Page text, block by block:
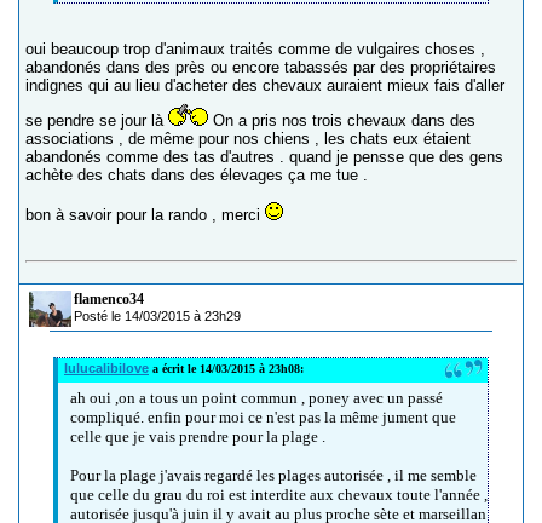
oui beaucoup trop d'animaux traités comme de vulgaires choses ,
abandonés dans des près ou encore tabassés par des propriétaires
indignes qui au lieu d'acheter des chevaux auraient mieux fais d'aller
se pendre se jour là
On a pris nos trois chevaux dans des
associations , de même pour nos chiens , les chats eux étaient
abandonés comme des tas d'autres . quand je pensse que des gens
achète des chats dans des élevages ça me tue .
bon à savoir pour la rando , merci
flamenco34
Posté le 14/03/2015 à 23h29
lulucalibilove a écrit le 14/03/2015 à 23h08:
ah oui ,on a tous un point commun , poney avec un passé
compliqué. enfin pour moi ce n'est pas la même jument que
celle que je vais prendre pour la plage .
Pour la plage j'avais regardé les plages autorisée , il me semble
que celle du grau du roi est interdite aux chevaux toute l'année ,
autorisée jusqu'à juin il y avait au plus proche sète et marseillan